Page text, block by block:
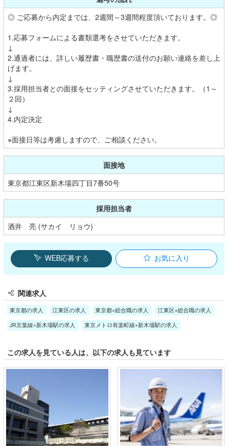
◎ ご応募から内定までは、2週間～3週間程度頂いております。◎
1.応募フォームによる書類選考をさせていただきます。
↓
2.通過者には、詳しい履歴書・職歴書の送付のお願い連絡を差し上
げます。
↓
3.採用担当者との面接をセッティングさせていただきます。（1～
２回）
↓
4.内定決定
※面接日等は考慮しますので、ご相談ください。
面接地
東京都江東区新木場四丁目7番50号
採用担当者
酒井 亮 (サカイ リョウ)
WEB応募する お気に入り
関連求人
東京都の求人 江東区の求人 東京都×総合職の求人
江東区×総合職の求人
JR京葉線×新木場駅の求人
東京メトロ有楽町線×新木場駅の求人
この求人を見ている人は、以下の求人も見ています